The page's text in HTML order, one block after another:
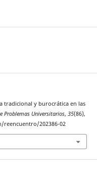
tradicional y burocrática en las
Problemas Universitarios, 35(86),
reencuentro/202386-02